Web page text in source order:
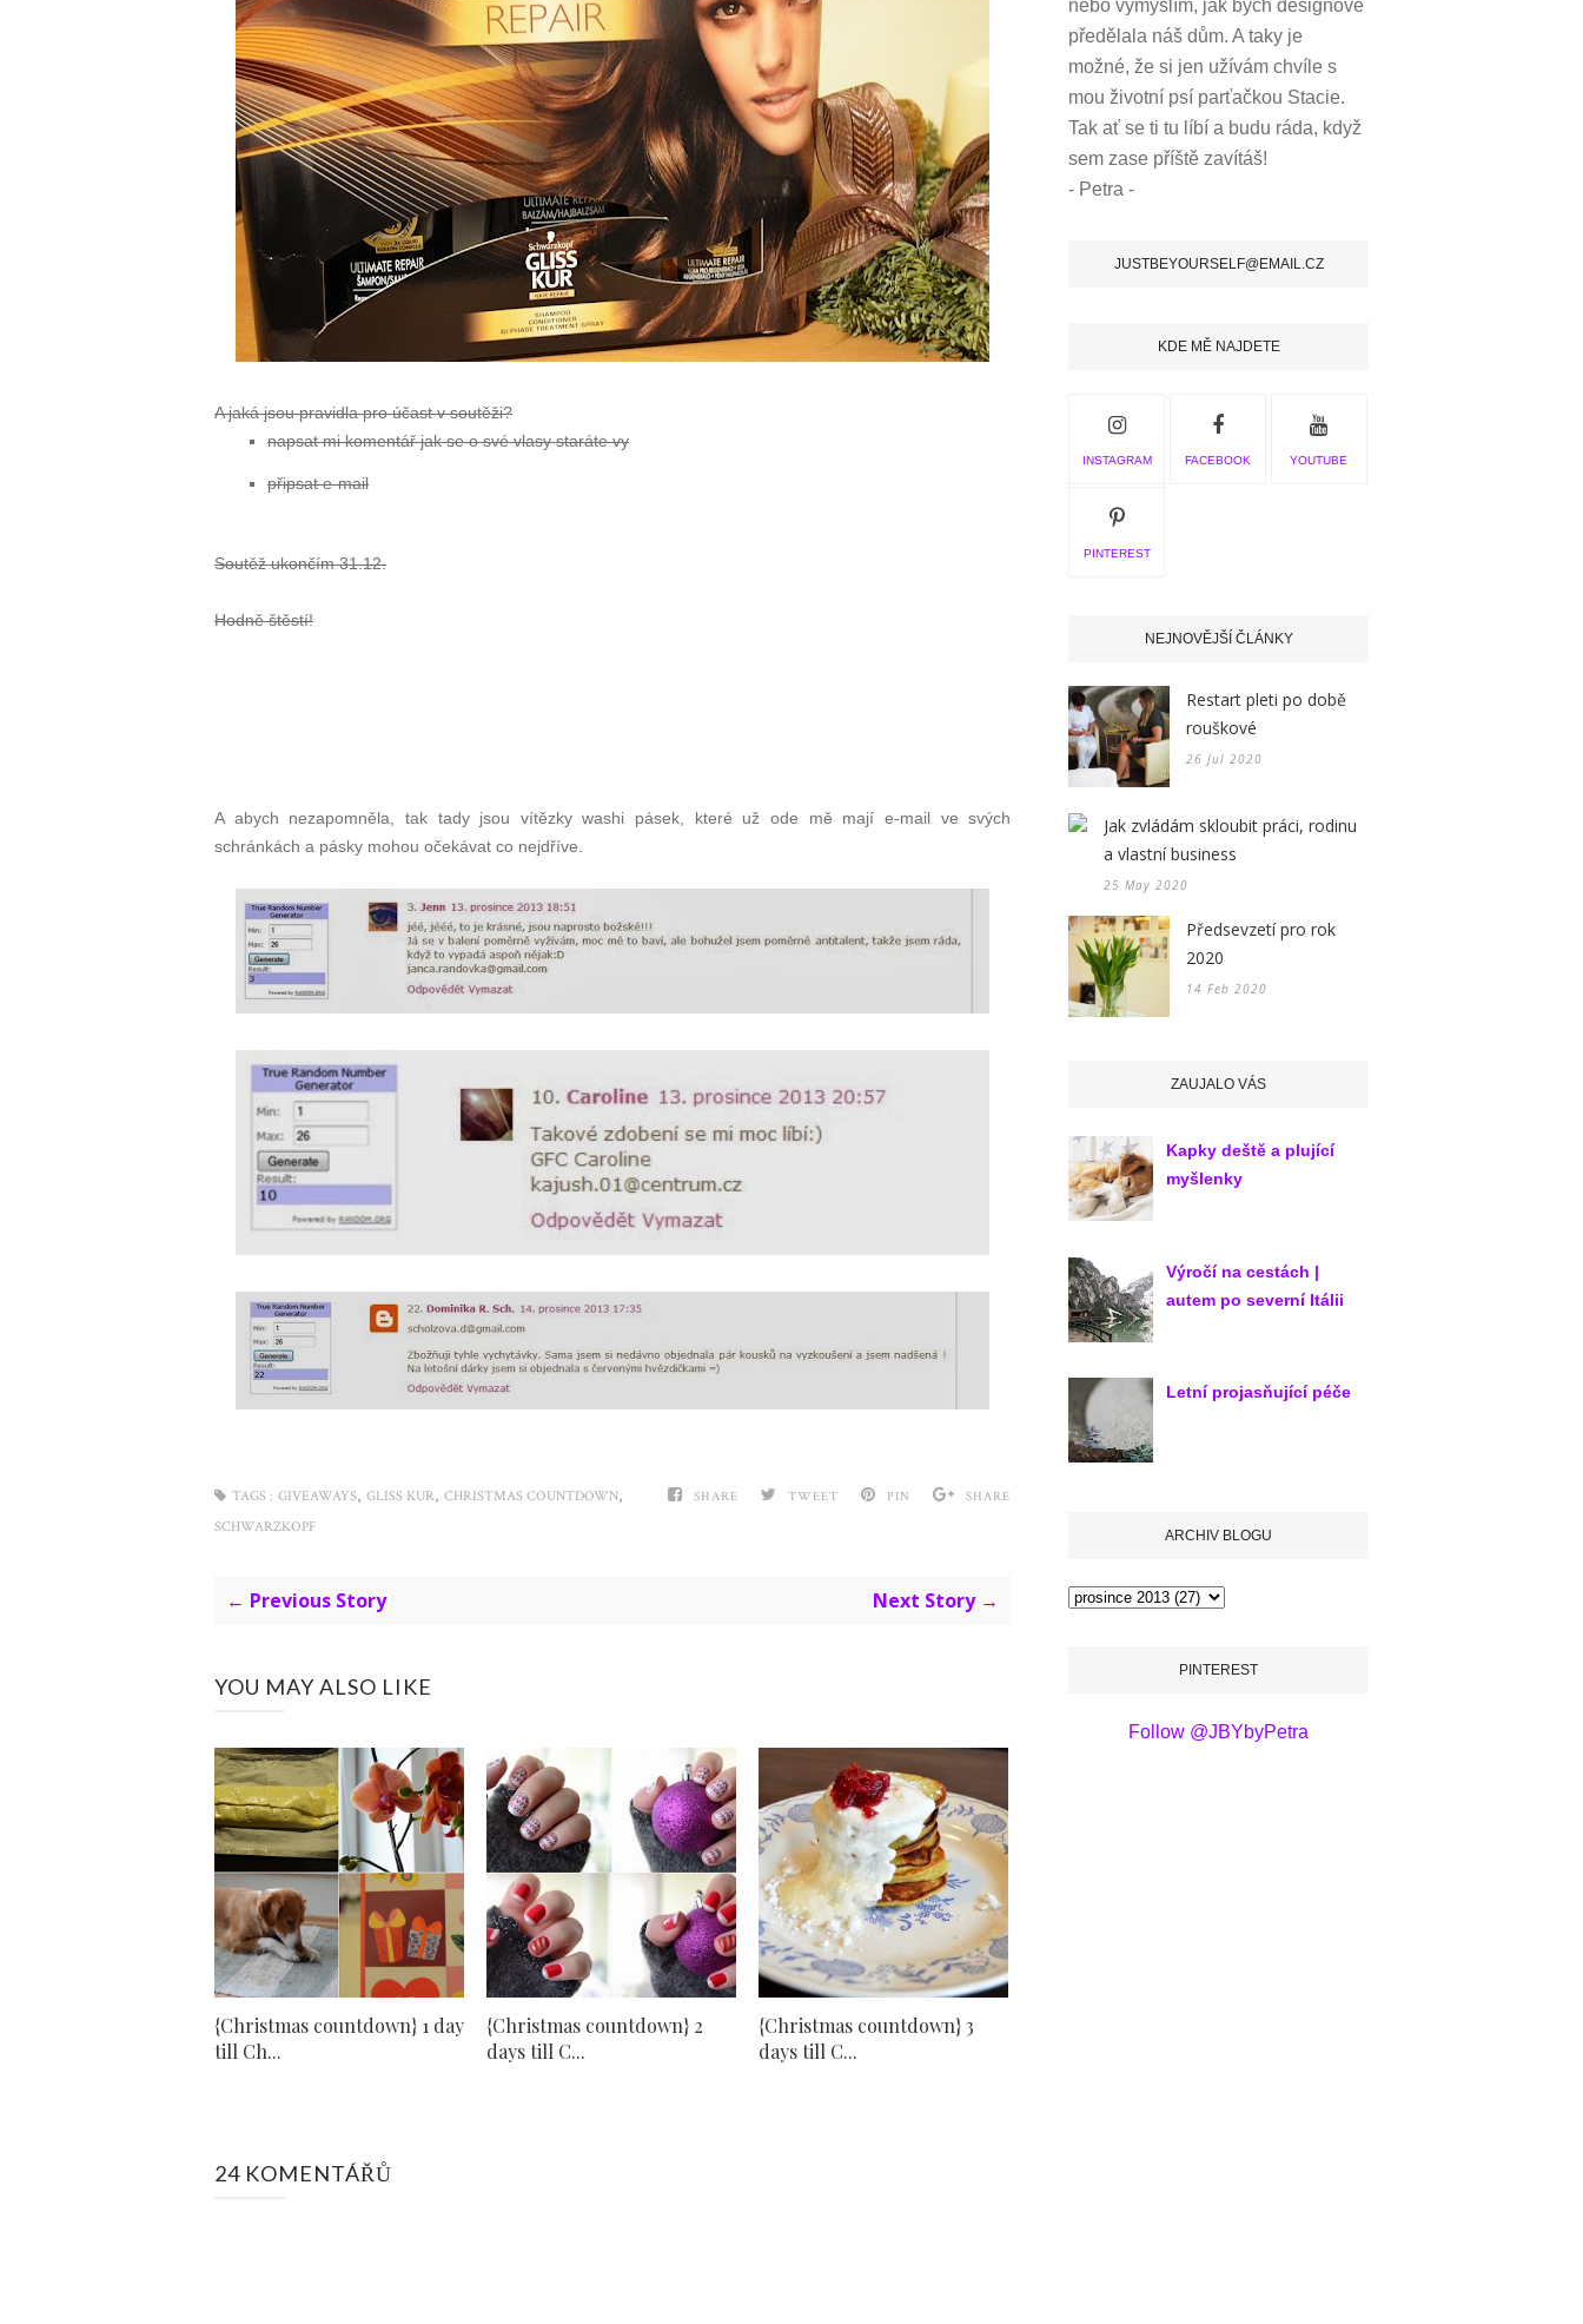
A jaká jsou pravidla pro účast v soutěži?
napsat mi komentář jak se o své vlasy staráte vy
připsat e-mail
Soutěž ukončím 31.12.
Hodně štěstí!
A abych nezapomněla, tak tady jsou vítězky washi pásek, které už ode mě mají e-mail ve svých
schránkách a pásky mohou očekávat co nejdříve.
SHARE TWEET PIN SHARE
TAGS : GIVEAWAYS, GLISS KUR, CHRISTMAS COUNTDOWN,
SCHWARZKOPF
← Previous Story Next Story →
YOU MAY ALSO LIKE
{Christmas countdown} 1 day
till Ch...
{Christmas countdown} 2
days till C...
{Christmas countdown} 3
days till C...
24 KOMENTÁŘŮ
nebo vymýšlím, jak bych designově
předělala náš dům.A taky je
možné, že si jen užívám chvíle s
mou životní psí parťačkou Stacie.
Tak ať se ti tu líbí a budu ráda, když
sem zase příště zavítáš!
- Petra -
JUSTBEYOURSELF@EMAIL.CZ
KDE MĚ NAJDETE
INSTAGRAM FACEBOOK YOUTUBE
PINTEREST
NEJNOVĚJŠÍ ČLÁNKY
Restart pleti po době
rouškové
26 Jul 2020
Jak zvládám skloubit práci, rodinu
a vlastní business
25 May 2020
Předsevzetí pro rok
2020
14 Feb 2020
ZAUJALO VÁS
Kapky deště a plující
myšlenky
Výročí na cestách |
autem po severní Itálii
Letní projasňující péče
ARCHIV BLOGU
PINTEREST
Follow @JBYbyPetra